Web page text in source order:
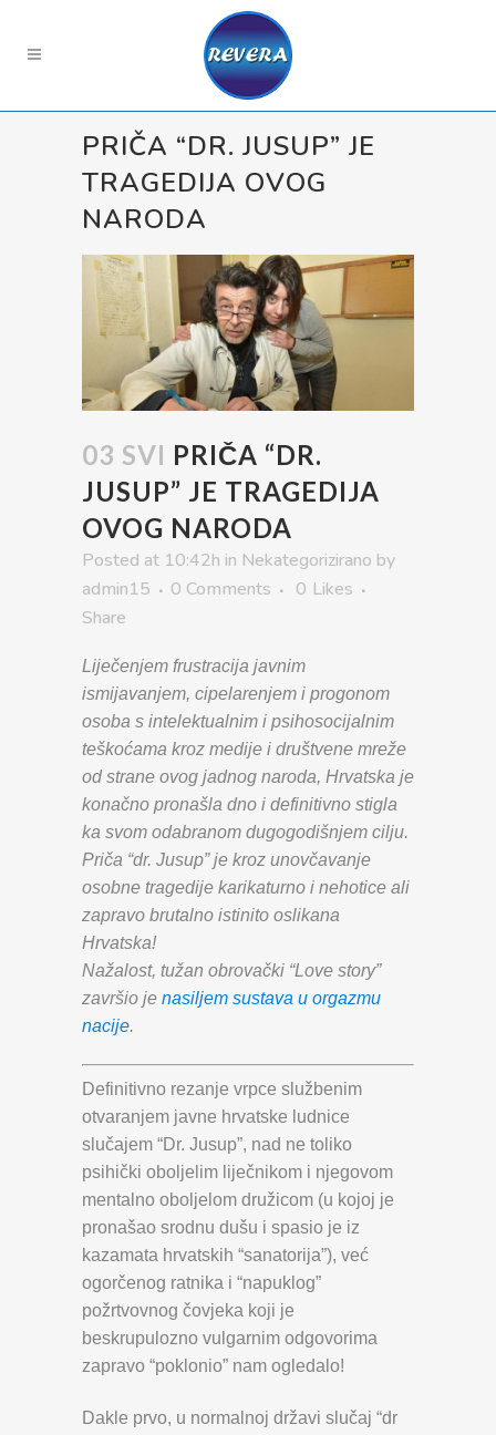
PRIČA “DR. JUSUP” JE
TRAGEDIJA OVOG
NARODA
03 SVI PRIČA “DR.
JUSUP” JE TRAGEDIJA
OVOG NARODA
Posted at 10:42h in Nekategorizirano by
admin15
0 Comments 0 Likes
Share
Liječenjem frustracija javnim
ismijavanjem, cipelarenjem i progonom
osoba s intelektualnim i psihosocijalnim
teškoćama kroz medije i društvene mreže
od strane ovog jadnog naroda, Hrvatska je
konačno pronašla dno i definitivno stigla
ka svom odabranom dugogodišnjem cilju.
Priča “dr. Jusup” je kroz unovčavanje
osobne tragedije karikaturno i nehotice ali
zapravo brutalno istinito oslikana
Hrvatska!
Nažalost, tužan obrovački “Love story”
završio je nasiljem sustava u orgazmu
nacije.
Definitivno rezanje vrpce službenim
otvaranjem javne hrvatske ludnice
slučajem “Dr. Jusup”, nad ne toliko
psihički oboljelim liječnikom i njegovom
mentalno oboljelom družicom (u kojoj je
pronašao srodnu dušu i spasio je iz
kazamata hrvatskih “sanatorija”), već
ogorčenog ratnika i “napuklog”
požrtvovnog čovjeka koji je
beskrupulozno vulgarnim odgovorima
zapravo “poklonio” nam ogledalo!
Dakle prvo, u normalnoj državi slučaj “dr